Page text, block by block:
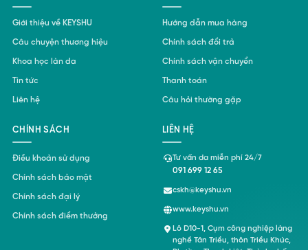
Giới thiệu về KEYSHU
Câu chuyện thương hiệu
Khoa học làn da
Tin tức
Liên hệ
Hướng dẫn mua hàng
Chính sách đổi trả
Chính sách vận chuyển
Thanh toán
Câu hỏi thường gặp
CHÍNH SÁCH
Điều khoản sử dụng
Chính sách bảo mật
Chính sách đại lý
Chính sách điểm thưởng
LIÊN HỆ
Tư vấn da miễn phí 24/7
091 699 12 65
cskh@keyshu.vn
www.keyshu.vn
Lô D10-1, Cụm công nghiệp làng
nghề Tân Triều, thôn Triều Khúc,